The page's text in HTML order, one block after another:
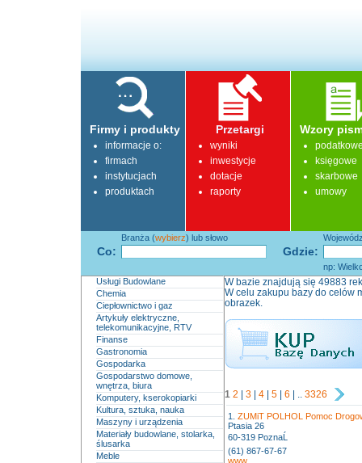
Firmy i produkty
informacje o:
firmach
instytucjach
produktach
Przetargi
wyniki
inwestycje
dotacje
raporty
Wzory
księgowe
skarbowe
umowy
Co: Gdzie:
Branża (wybierz) lub słowo
np:
Usługi Budowlane
Chemia
Ciepłownictwo i gaz
Artykuły elektryczne,
telekomunikacyjne, RTV
Finanse
Gastronomia
Gospodarka
Gospodarstwo domowe,
wnętrza, biura
Komputery, kserokopiarki
Kultura, sztuka, nauka
Maszyny i urządzenia
Materiały budowlane, stolarka,
ślusarka
Meble
W bazie znajdują się 49883
W celu zakupu bazy do celów
obrazek.
1 2 | 3 | 4 | 5 | 6 | .. 3326
1. ZUMiT POLHOL Pomoc
Ptasia 26
60-319 PoznaĹ
(61) 867-67-67
www